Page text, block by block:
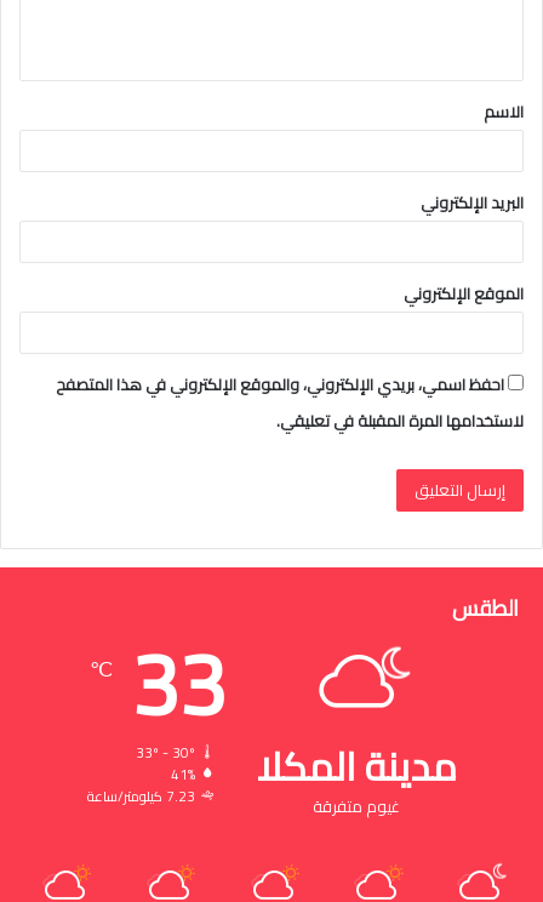
ق
*
الاسم
البريد الإلكتروني
الموقع الإلكتروني
احفظ اسمي، بريدي الإلكتروني، والموقع الإلكتروني في هذا المتصفح
لاستخدامها المرة المقبلة في تعليقي.
الطقس
مدينة المكلا
غيوم متفرقة
33
℃
41%
7.23 كيلومتر/ساعة